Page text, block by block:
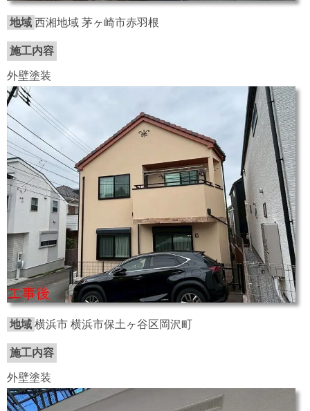
地域 西湘地域 茅ヶ崎市赤羽根
施工内容
外壁塗装
地域 横浜市 横浜市保土ヶ谷区岡沢町
施工内容
外壁塗装